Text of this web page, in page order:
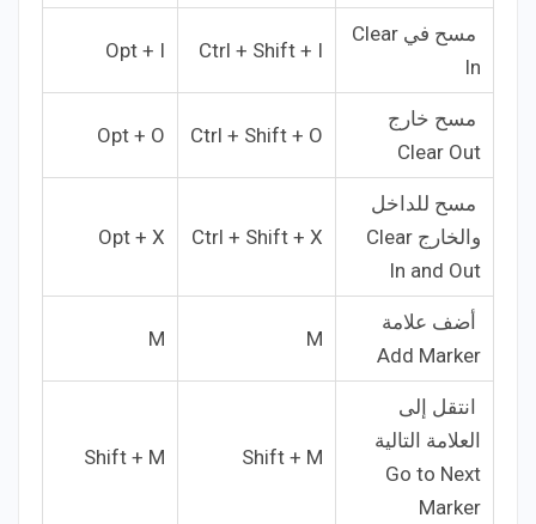
مسح في Clear
In
Ctrl + Shift + I
Opt + I
مسح خارج
Clear Out
Ctrl + Shift + O
Opt + O
مسح للداخل
والخارج Clear
In and Out
Ctrl + Shift + X
Opt + X
أضف علامة
Add Marker
M
M
انتقل إلى
العلامة التالية
Go to Next
Marker
Shift + M
Shift + M